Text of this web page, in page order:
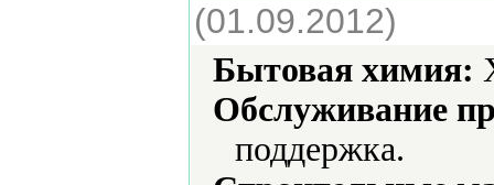
(01.09.2012)
Бытовая химия:
Обслуживание
поддержка.